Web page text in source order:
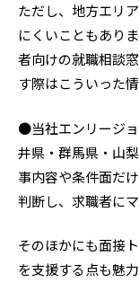
ただし、地方エリ
にくいこともあり
者向けの就職相談
す際はこういった
●当社エンリージ
井県・群馬県・山
事内容や条件面だ
判断し、求職者に
そのほかにも面接
を支援する点も魅